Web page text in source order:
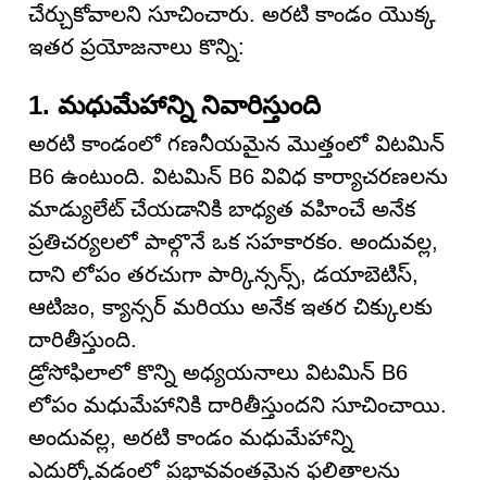
చేర్చుకోవాలని సూచించారు. అరటి కాండం యొక్క
ఇతర ప్రయోజనాలు కొన్ని:
1. మధుమేహాన్ని నివారిస్తుంది
అరటి కాండంలో గణనీయమైన మొత్తంలో విటమిన్
B6 ఉంటుంది. విటమిన్ B6 వివిధ కార్యాచరణలను
మాడ్యులేట్ చేయడానికి బాధ్యత వహించే అనేక
ప్రతిచర్యలలో పాల్గొనే ఒక సహకారకం. అందువల్ల,
దాని లోపం తరచుగా పార్కిన్సన్స్, డయాబెటిస్,
ఆటిజం, క్యాన్సర్ మరియు అనేక ఇతర చిక్కులకు
దారితీస్తుంది.
డ్రోసోఫిలాలో కొన్ని అధ్యయనాలు విటమిన్ B6
లోపం మధుమేహానికి దారితీస్తుందని సూచించాయి.
అందువల్ల, అరటి కాండం మధుమేహాన్ని
ఎదుర్కోవడంలో ప్రభావవంతమైన ఫలితాలను